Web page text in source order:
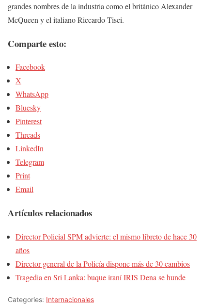
grandes nombres de la industria como el británico Alexander
McQueen y el italiano Riccardo Tisci.
Comparte esto:
Facebook
X
WhatsApp
Bluesky
Pinterest
Threads
LinkedIn
Telegram
Print
Email
Artículos relacionados
Director Policial SPM advierte: el mismo libreto de hace 30
años
Director general de la Policía dispone más de 30 cambios
Tragedia en Sri Lanka: buque iraní IRIS Dena se hunde
Categories: Internacionales